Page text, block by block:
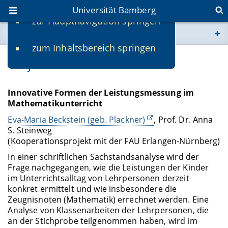
zur Hauptnavigation springen
zum Inhaltsbereich springen
Universität Bamberg
www.uni-bamberg.de
fis.uni-bamberg.de
Projekt InForM
Innovative Formen der Leistungsmessung im
Mathematikunterricht
Eva-Maria Beckstein (geb. Plackner)
, Prof. Dr. Anna
S. Steinweg
(Kooperationsprojekt mit der FAU Erlangen-Nürnberg)
In einer schriftlichen Sachstandsanalyse wird der
Frage nachgegangen, wie die Leistungen der Kinder
im Unterrichtsalltag von Lehrpersonen derzeit
konkret ermittelt und wie insbesondere die
Zeugnisnoten (Mathematik) errechnet werden. Eine
Analyse von Klassenarbeiten der Lehrpersonen, die
an der Stichprobe teilgenommen haben, wird im